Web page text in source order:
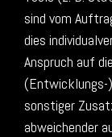
sind vom
dies
Anspruch auf
(Entwicklungs-
sonstiger
abweichender